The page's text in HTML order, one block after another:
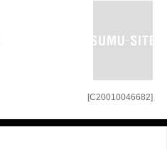
[C20010046682]